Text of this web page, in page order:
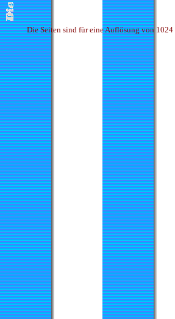
Die Seiten sind für eine Auflösung von